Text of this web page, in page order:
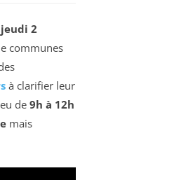
jeudi 2
communes
à clarifier leur
de 9h à 12h
mais